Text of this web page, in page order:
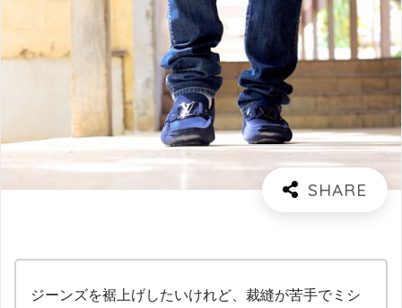
ジーンズを裾上げしたいけれど、裁縫が苦手でミシ